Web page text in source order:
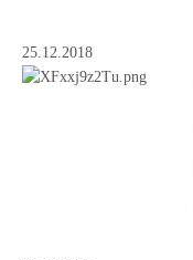
25.12.2018